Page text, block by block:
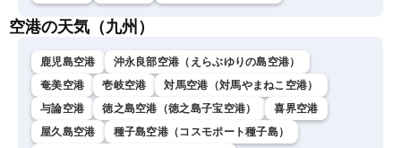
空港の天気（九州）
鹿児島空港
沖永良部空港（えらぶゆりの島空港）
奄美空港
壱岐空港
対馬空港（対馬やまねこ空港）
与論空港
徳之島空港（徳之島子宝空港）
喜界空港
屋久島空港
種子島空港（コスモポート種子島）